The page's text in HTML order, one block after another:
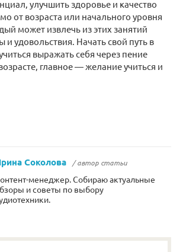
улучшить здоровье и качество
от возраста или начального уровня
может извлечь из этих занятий
удовольствия. Начать свой путь в
выражать себя через пение
главное — желание учиться и
Соколова / автор статьи
менеджер. Собираю актуальные
и советы по выбору